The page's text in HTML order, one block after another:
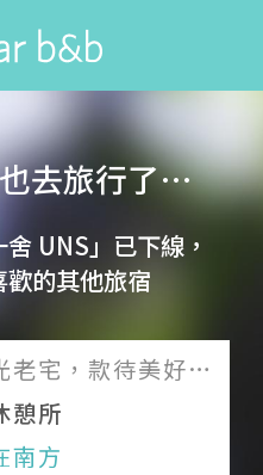
去旅行了…
UNS」已下線，
的其他旅宿
老宅，款待美好休
憩所
南方